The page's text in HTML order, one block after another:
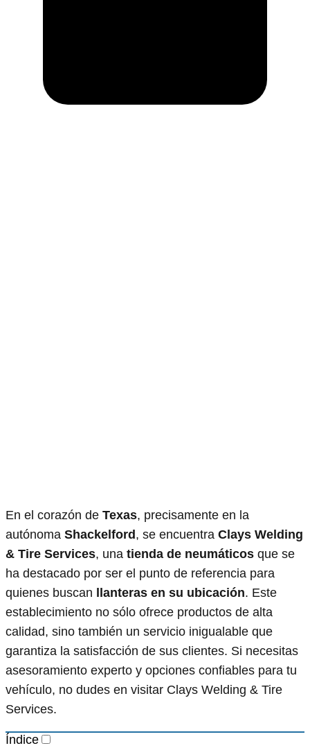
En el corazón de Texas, precisamente en la
autónoma Shackelford , se encuentra Clays Welding
& Tire Services, una tienda de neumáticos que se
ha destacado por ser el punto de referencia para
quienes buscan
llanteras en su ubicación. Este
establecimiento no sólo ofrece productos de alta
calidad, sino también un servicio inigualable que
garantiza la satisfacción de sus clientes. Si necesitas
asesoramiento experto y opciones confiables para tu
vehículo, no dudes en visitar Clays Welding & Tire
Services.
Índice